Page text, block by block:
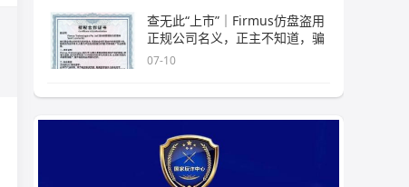
查无此“上市”｜Firmus仿盘盗用
正规公司名义，正主不知道，骗
07-10